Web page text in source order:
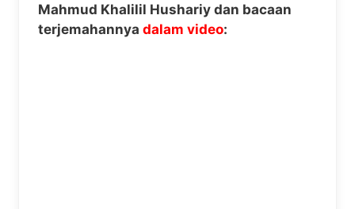
Mahmud Khalilil Hushariy dan bacaan
terjemahannya dalam video: